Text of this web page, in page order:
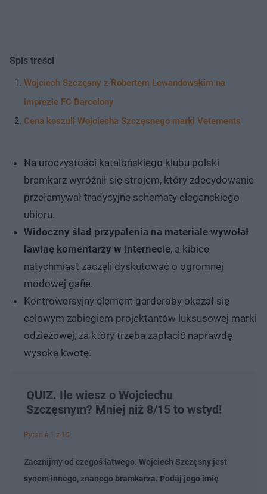
Spis treści
Wojciech Szczęsny z Robertem Lewandowskim na
imprezie FC Barcelony
Cena koszuli Wojciecha Szczęsnego marki Vetements
Na uroczystości katalońskiego klubu polski
bramkarz wyróżnił się strojem, który zdecydowanie
przełamywał tradycyjne schematy eleganckiego
ubioru.
Widoczny ślad przypalenia na materiale wywołał
lawinę komentarzy w internecie, a kibice
natychmiast zaczęli dyskutować o ogromnej
modowej gafie.
Kontrowersyjny element garderoby okazał się
celowym zabiegiem projektantów luksusowej marki
odzieżowej, za który trzeba zapłacić naprawdę
wysoką kwotę.
QUIZ. Ile wiesz o Wojciechu
Szczęsnym? Mniej niż 8/15 to wstyd!
Pytanie 1 z 15
Zacznijmy od czegoś łatwego. Wojciech Szczęsny jest
synem innego, znanego bramkarza. Podaj jego imię